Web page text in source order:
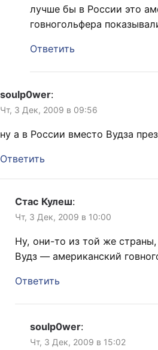
лучше бы в России это
говногольфера
Ответить
soulp0wer:
Чт, 3 Дек, 2009 в 09:56
ну а в России вместо Вудза
Ответить
Стас Кулеш:
Чт, 3 Дек, 2009 в 10:00
Ну, они-то из той же страны,
Вудз — американский
Ответить
soulp0wer:
Чт, 3 Дек, 2009 в 15:02